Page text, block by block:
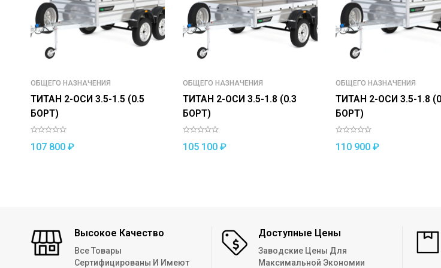
ОБЩЕГО НАЗНАЧЕНИЯ
ТИТАН 2-ОСИ 3.5-1.5 (0.5
БОРТ)
107 800 ₽
ОБЩЕГО НАЗНАЧЕНИЯ
ТИТАН 2-ОСИ 3.5-1.8 (0.3
БОРТ)
105 100₽
ОБЩЕГО НАЗНАЧЕНИЯ
ТИТАН 2-ОСИ 3.5-1.8
БОРТ)
110 900 ₽
Высокое Качество
Все Товары
Сертифицированы И Имеют
Доступные Цены
Заводские Цены Для
Максимальной Экономии